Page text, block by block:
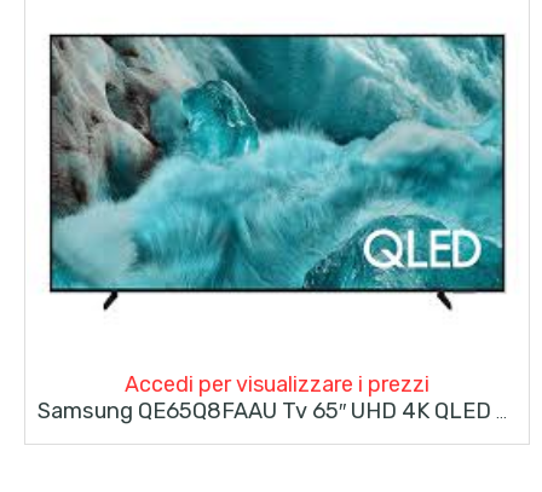
Accedi per visualizzare i prezzi
Samsung QE65Q8FAAU Tv 65″ UHD 4K QLED Smart Tv 3100HZ PQI DVB-T2/C/S2 Slot CI+ 4x HDMI 3x USB LAN, WifI Direct Audio 60W